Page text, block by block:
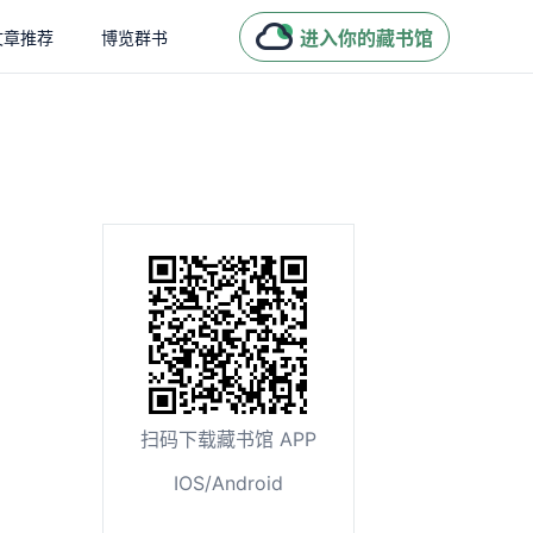
章推荐 博览群书 进入你的藏书馆
扫码下载藏书馆 APP
IOS/Android